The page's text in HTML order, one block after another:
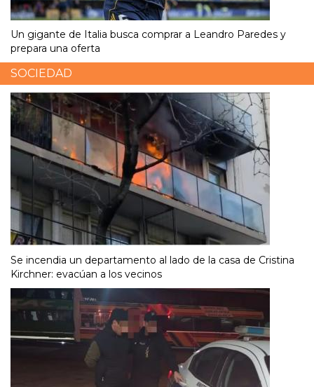
Un gigante de Italia busca comprar a Leandro Paredes y
prepara una oferta
SOCIEDAD
Se incendia un departamento al lado de la casa de Cristina
Kirchner: evacúan a los vecinos